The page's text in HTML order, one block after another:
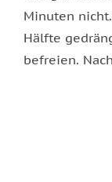
Minuten
Hälfte
befreien.